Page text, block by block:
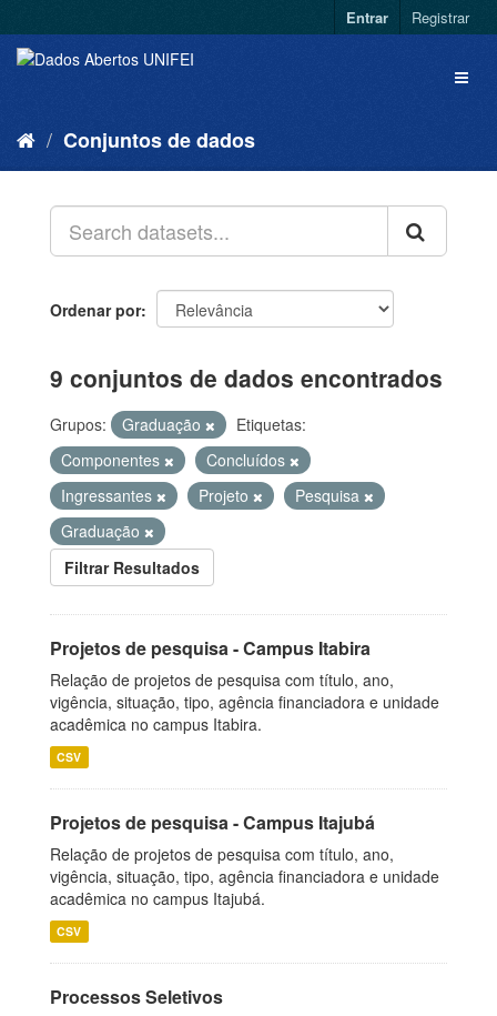
Entrar Registrar
Conjuntos de dados
Ordenar por
9 conjuntos de dados encontrados
Grupos: Graduação
Etiquetas:
Componentes
Concluídos
Ingressantes
Projeto
Pesquisa
Graduação
Filtrar Resultados
Projetos de pesquisa - Campus Itabira
Relação de projetos de pesquisa com título, ano,
vigência, situação, tipo, agência financiadora e unidade
acadêmica no campus Itabira.
CSV
Projetos de pesquisa - Campus Itajubá
Relação de projetos de pesquisa com título, ano,
vigência, situação, tipo, agência financiadora e unidade
acadêmica no campus Itajubá.
CSV
Processos Seletivos